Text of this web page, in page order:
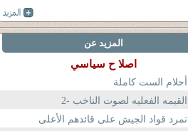
المزيد عن
اصلا ح سياسي
أحلام الست كاملة
القيمه الفعليه لصوت الناخب -2
تمرد قواد الجيش على قائدهم الأعلى